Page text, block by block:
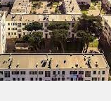
CUB